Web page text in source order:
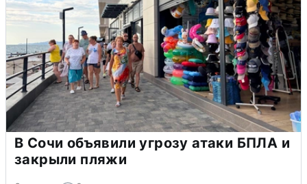
В Сочи объявили угрозу атаки БПЛА и
закрыли пляжи